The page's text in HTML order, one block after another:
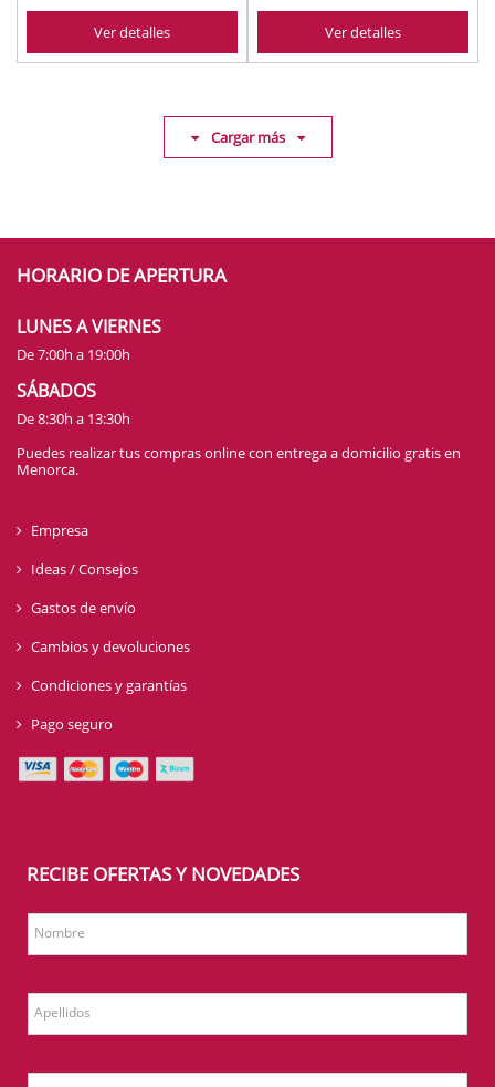
Ver detalles Ver detalles
Cargar más
HORARIO DE APERTURA
LUNES A VIERNES
De 7:00h a 19:00h
SÁBADOS
De 8:30h a 13:30h
Puedes realizar tus compras online con entrega a domicilio gratis en
Menorca.
Empresa
Ideas / Consejos
Gastos de envío
Cambios y devoluciones
Condiciones y garantías
Pago seguro
RECIBE OFERTAS Y NOVEDADES
Nombre
Apellidos